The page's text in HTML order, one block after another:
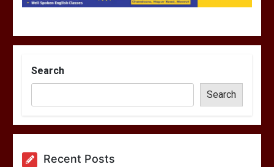
Search
Search
Recent Posts